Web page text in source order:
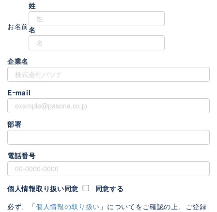
お名前
姓
名
企業名
Eｰmail
部署
電話番号
個人情報取り扱い同意
同意する
必ず、「個人情報の取り扱い 」についてをご確認の上、ご登録